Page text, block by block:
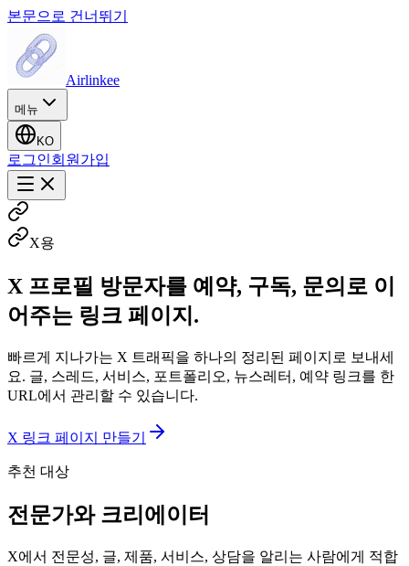
본문으로 건너뛰기
Airlinkee
메뉴
KO
로그인회원가입
X용
X 프로필 방문자를 예약, 구독, 문의로 이
어주는 링크 페이지.
빠르게 지나가는 X 트래픽을 하나의 정리된 페이지로 보내세
요. 글, 스레드, 서비스, 포트폴리오, 뉴스레터, 예약 링크를 한
URL에서 관리할 수 있습니다.
X 링크 페이지 만들기
추천 대상
전문가와 크리에이터
X에서 전문성, 글, 제품, 서비스, 상담을 알리는 사람에게 적합